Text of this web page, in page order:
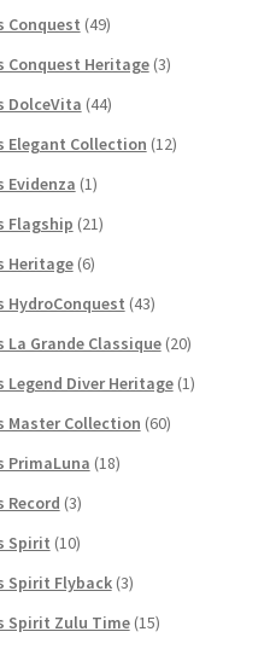
Conquest (49)
Conquest Heritage (3)
DolceVita (44)
Elegant Collection (12)
Evidenza (1)
Flagship (21)
Heritage (6)
HydroConquest (43)
La Grande Classique (20)
Legend Diver Heritage (1)
Master Collection (60)
PrimaLuna (18)
Record (3)
Spirit (10)
Spirit Flyback (3)
Spirit Zulu Time (15)